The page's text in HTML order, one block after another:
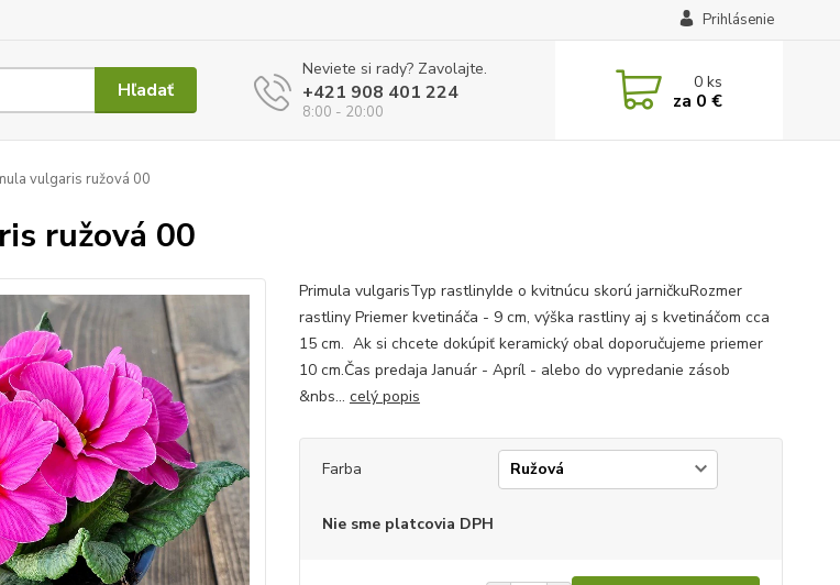
Prihlásenie
Hľadať
Neviete si rady? Zavolajte.
+421 908 401 224
8:00 - 20:00
0ks
za 0 €
vulgaris ružová 00
ružová 00
Primula vulgarisTyp rastlinyIde o kvitnúcu skorú jarničkuRozmer
rastliny Priemer kvetináča - 9 cm, výška rastliny aj s kvetináčom cca
15 cm. Ak si chcete dokúpiť keramický obal doporučujeme priemer
10 cm.Čas predaja Január - Apríl - alebo do vypredanie zásob
&nbs... celý popis
Farba
Nie sme platcovia DPH